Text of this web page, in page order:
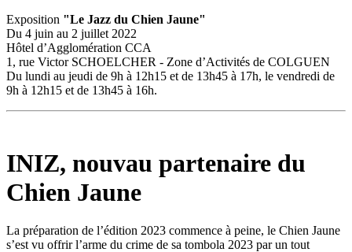
Exposition "Le Jazz du Chien Jaune"
Du 4 juin au 2 juillet 2022
Hôtel d’Agglomération CCA
1, rue Victor SCHOELCHER - Zone d’Activités de COLGUEN
Du lundi au jeudi de 9h à 12h15 et de 13h45 à 17h, le vendredi de
9h à 12h15 et de 13h45 à 16h.
INIZ, nouvau partenaire du
Chien Jaune
La préparation de l’édition 2023 commence à peine, le Chien Jaune
s’est vu offrir l’arme du crime de sa tombola 2023 par un tout